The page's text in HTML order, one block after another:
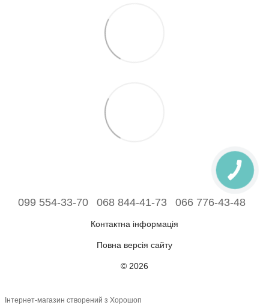
099 554-33-70 068 844-41-73 066 776-43-48
Контактна інформація
Повна версія сайту
© 2026
Інтернет-магазин створений з Хорошоп